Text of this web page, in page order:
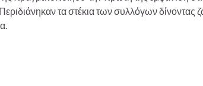
τα στέκια των συλλόγων δίνοντας